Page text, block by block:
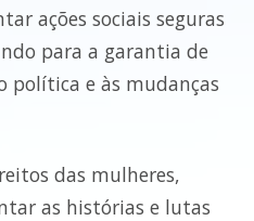
ações sociais seguras
para a garantia de
política e às mudanças
das mulheres,
as histórias e lutas